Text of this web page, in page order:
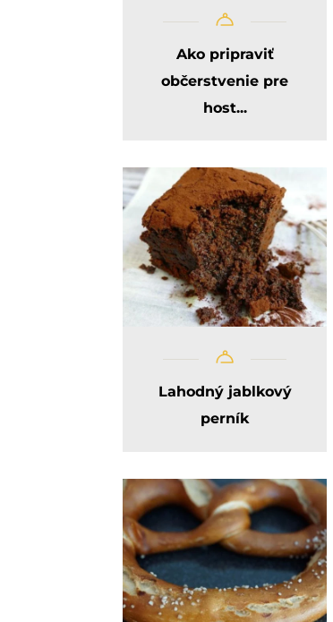
Ako pripraviť
občerstvenie pre
host...
Lahodný jablkový
perník